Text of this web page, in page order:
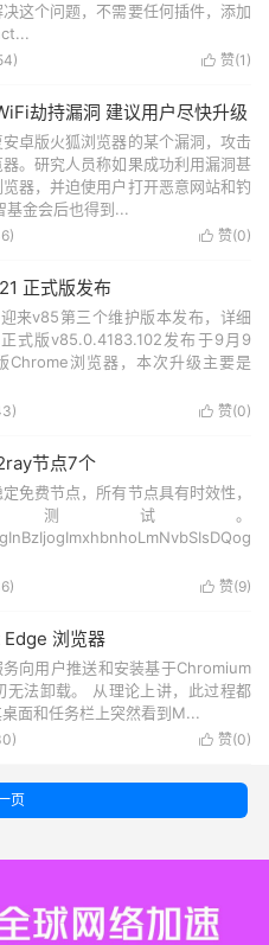
这个问题，不需要任何插件，添加
 赞(1 )
劫持漏洞 建议用户尽快升级
卓版火狐浏览器的某个漏洞，攻击
。研究人员称如果成功利用漏洞甚
器，并迫使用户打开恶意网站和钓
基金会后也得到...
 赞(0)
正式版发布
来v85第三个维护版本发布，详细
式版v85.0.4183.102发布于9月9
Chrome浏览器，本次升级主要是
 赞(0)
节点7个
免费节点，所有节点具有时效性，
试。
 赞(9)
浏览器
向用户推送和安装基于Chromium
法卸载。 从理论上讲，此过程都
面和任务栏上突然看到M...
 赞(0)
页